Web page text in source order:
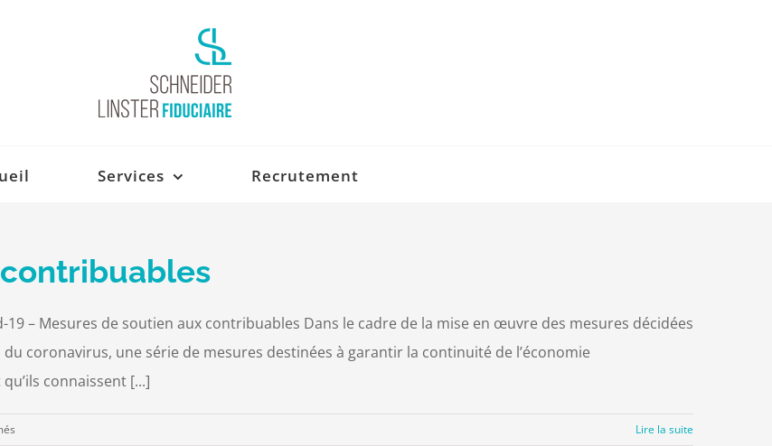
Services Recrutement
19 – Mesures de soutien aux contribuables Dans le cadre de la mise en œuvre des mesures décidées
coronavirus, une série de mesures destinées à garantir la continuité de l’économie
connaissent [...]
Lire la suite